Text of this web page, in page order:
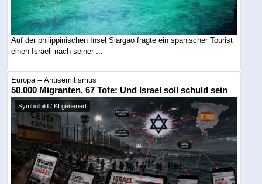
Auf der philippinischen Insel Siargao fragte ein spanischer Tourist
einen Israeli nach seiner ...
Europa -- Antisemitismus
50.000 Migranten, 67 Tote: Und Israel soll schuld sein
Symbolbild / KI generiert